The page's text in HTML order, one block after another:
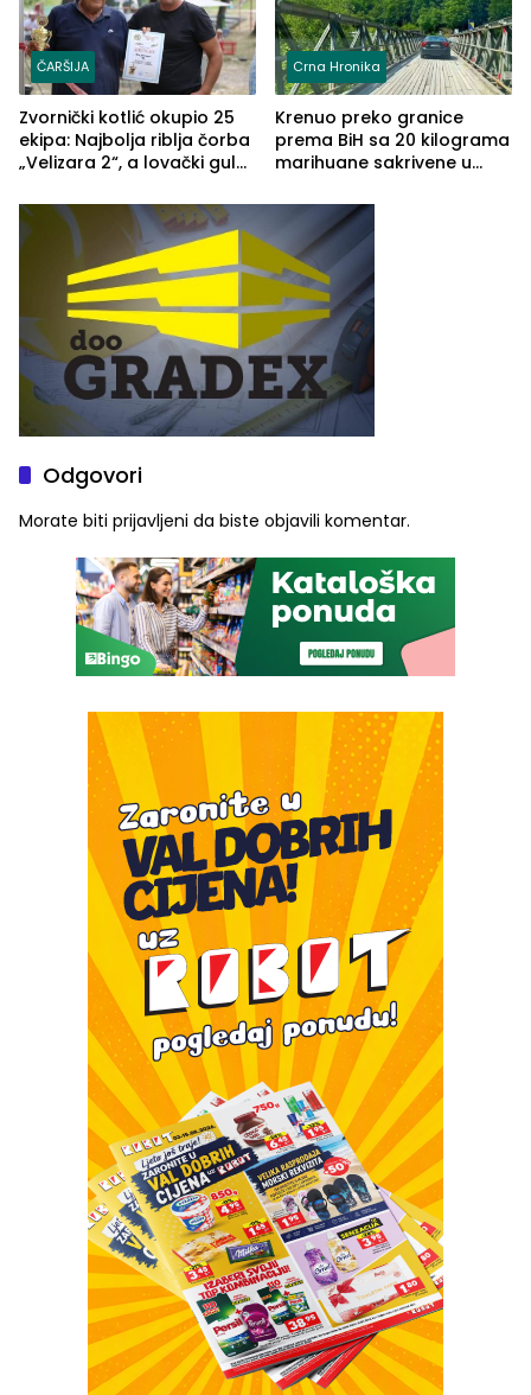
ČARŠIJA
Zvornički kotlić okupio 25
ekipa: Najbolja riblja čorba
„Velizara 2“, a lovački gulaš
Crna Hronika
Krenuo preko granice
prema BiH sa 20 kilograma
marihuane sakrivene u
Odgovori
Morate biti prijavljeni da biste objavili komentar.